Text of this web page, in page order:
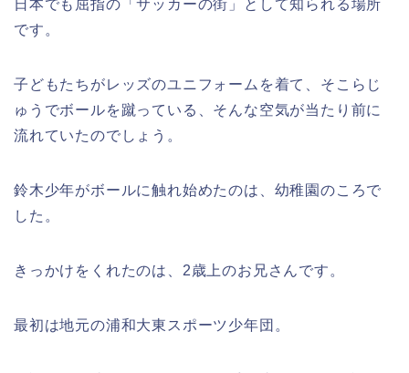
日本でも屈指の「サッカーの街」として知られる場所
です。
子どもたちがレッズのユニフォームを着て、そこらじ
ゅうでボールを蹴っている、そんな空気が当たり前に
流れていたのでしょう。
鈴木少年がボールに触れ始めたのは、幼稚園のころで
した。
きっかけをくれたのは、2歳上のお兄さんです。
最初は地元の浦和大東スポーツ少年団。